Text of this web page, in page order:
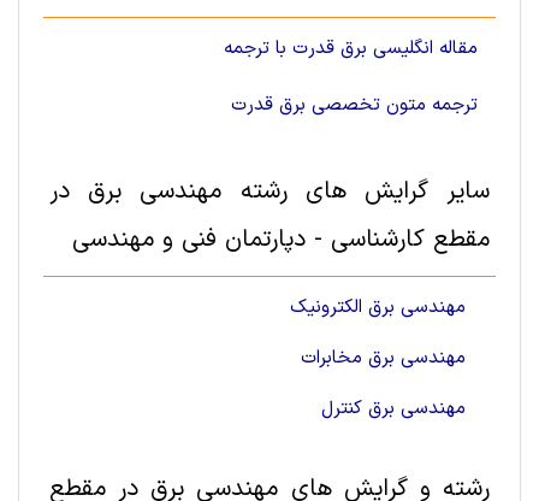
مقاله انگلیسی برق قدرت با ترجمه
ترجمه متون تخصصی برق قدرت
سایر گرایش های رشته مهندسی برق در
مقطع کارشناسی - دپارتمان فنی و مهندسی
مهندسی برق الکترونیک
مهندسی برق مخابرات
مهندسی برق کنترل
رشته و گرایش های مهندسی برق در مقطع